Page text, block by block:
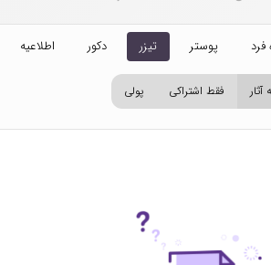
فرد پوستر تیزر دکور اطلاعیه
فقط اشتراکی پولی